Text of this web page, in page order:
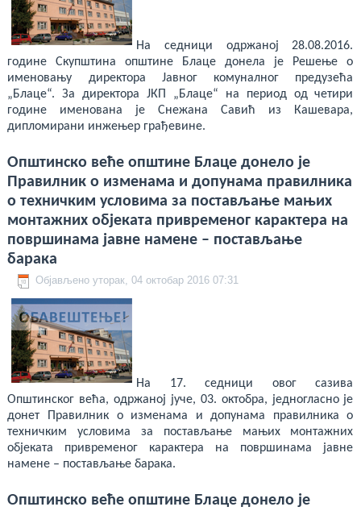
На седници одржаној 28.08.2016.
године Скупштина општине Блаце донела је Решење о
именовању директора Јавног комуналног предузећа
„Блаце“. За директора ЈКП „Блаце“ на период од четири
године именована је Снежана Савић из Кашевара,
дипломирани инжењер грађевине.
Општинско веће општине Блаце донело је
Правилник о изменама и допунама правилника
о техничким условима за постављање мањих
монтажних објеката привременог карактера на
површинама јавне намене – постављање
барака
Објављено уторак, 04 октобар 2016 07:31
На 17. седници овог сазива
Општинског већа, одржаној јуче, 03. октобра, једногласно је
донет Правилник о изменама и допунама правилника о
техничким условима за постављање мањих монтажних
објеката привременог карактера на површинама јавне
намене – постављање барака.
Општинско веће општине Блаце донело је